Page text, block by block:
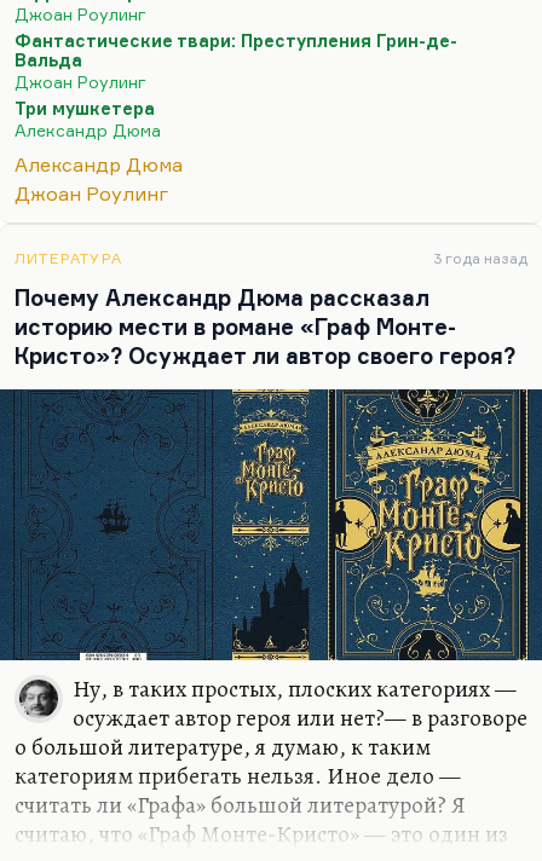
конечно, Арамис-меланхолик. Я меланхоликов
вообще недолюбливаю. Арамисность, хитрость,
карьеризм, такая определенная «мягкая сила» —
это всё слизеринские черты.
Конечно, это 4 темперамента, и тут нет никаких
принципиальных новизн. Идея 4-х
системообразующей для бестселлера. Там можно
Джоан Роулинг
Фантастические твари: Преступления Грин-де-
Вальда
Джоан Роулинг
Три мушкетера
Александр Дюма
Александр Дюма
Джоан Роулинг
ЛИТЕРАТУРА 3 года назад
Почему Александр Дюма рассказал
историю мести в романе «Граф Монте-
Кристо»? Осуждает ли автор своего героя?
Ну, в таких простых, плоских категориях —
осуждает автор героя или нет?— в разговоре
о большой литературе, я думаю, к таким
категориям прибегать нельзя. Иное дело —
считать ли «Графа» большой литературой? Я
считаю, что «Граф Монте-Кристо» — это один из